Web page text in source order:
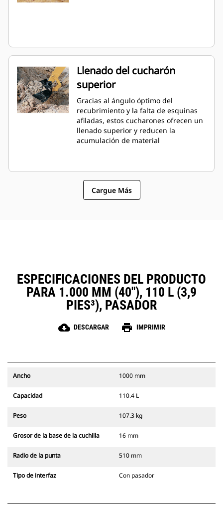
Llenado del cucharón
superior
Gracias al ángulo óptimo del
recubrimiento y la falta de esquinas
afiladas, estos cucharones ofrecen un
llenado superior y reducen la
acumulación de material
Cargue Más
ESPECIFICACIONES DEL PRODUCTO
PARA 1.000 MM (40"), 110 L (3,9
PIES³), PASADOR
cloud_download DESCARGAR print IMPRIMIR
Ancho 1000 mm
Capacidad 110.4 L
Peso 107.3 kg
Grosor de la base de la cuchilla 16 mm
Radio de la punta 510 mm
Tipo de interfaz Con pasador